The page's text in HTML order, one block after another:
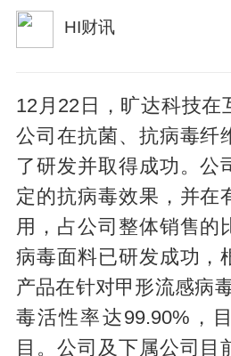
HI财讯
12月22日，旷达科技在
公司在抗菌、抗病毒纤
了研发并取得成功。公
定的抗病毒效果，并在
用，占公司整体销售的
病毒面料已研发成功，
产品在针对甲形流感病
毒活性率达99.90%，
目。公司及下属公司目